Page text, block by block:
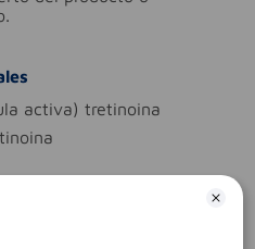
activa) tretinoina
y